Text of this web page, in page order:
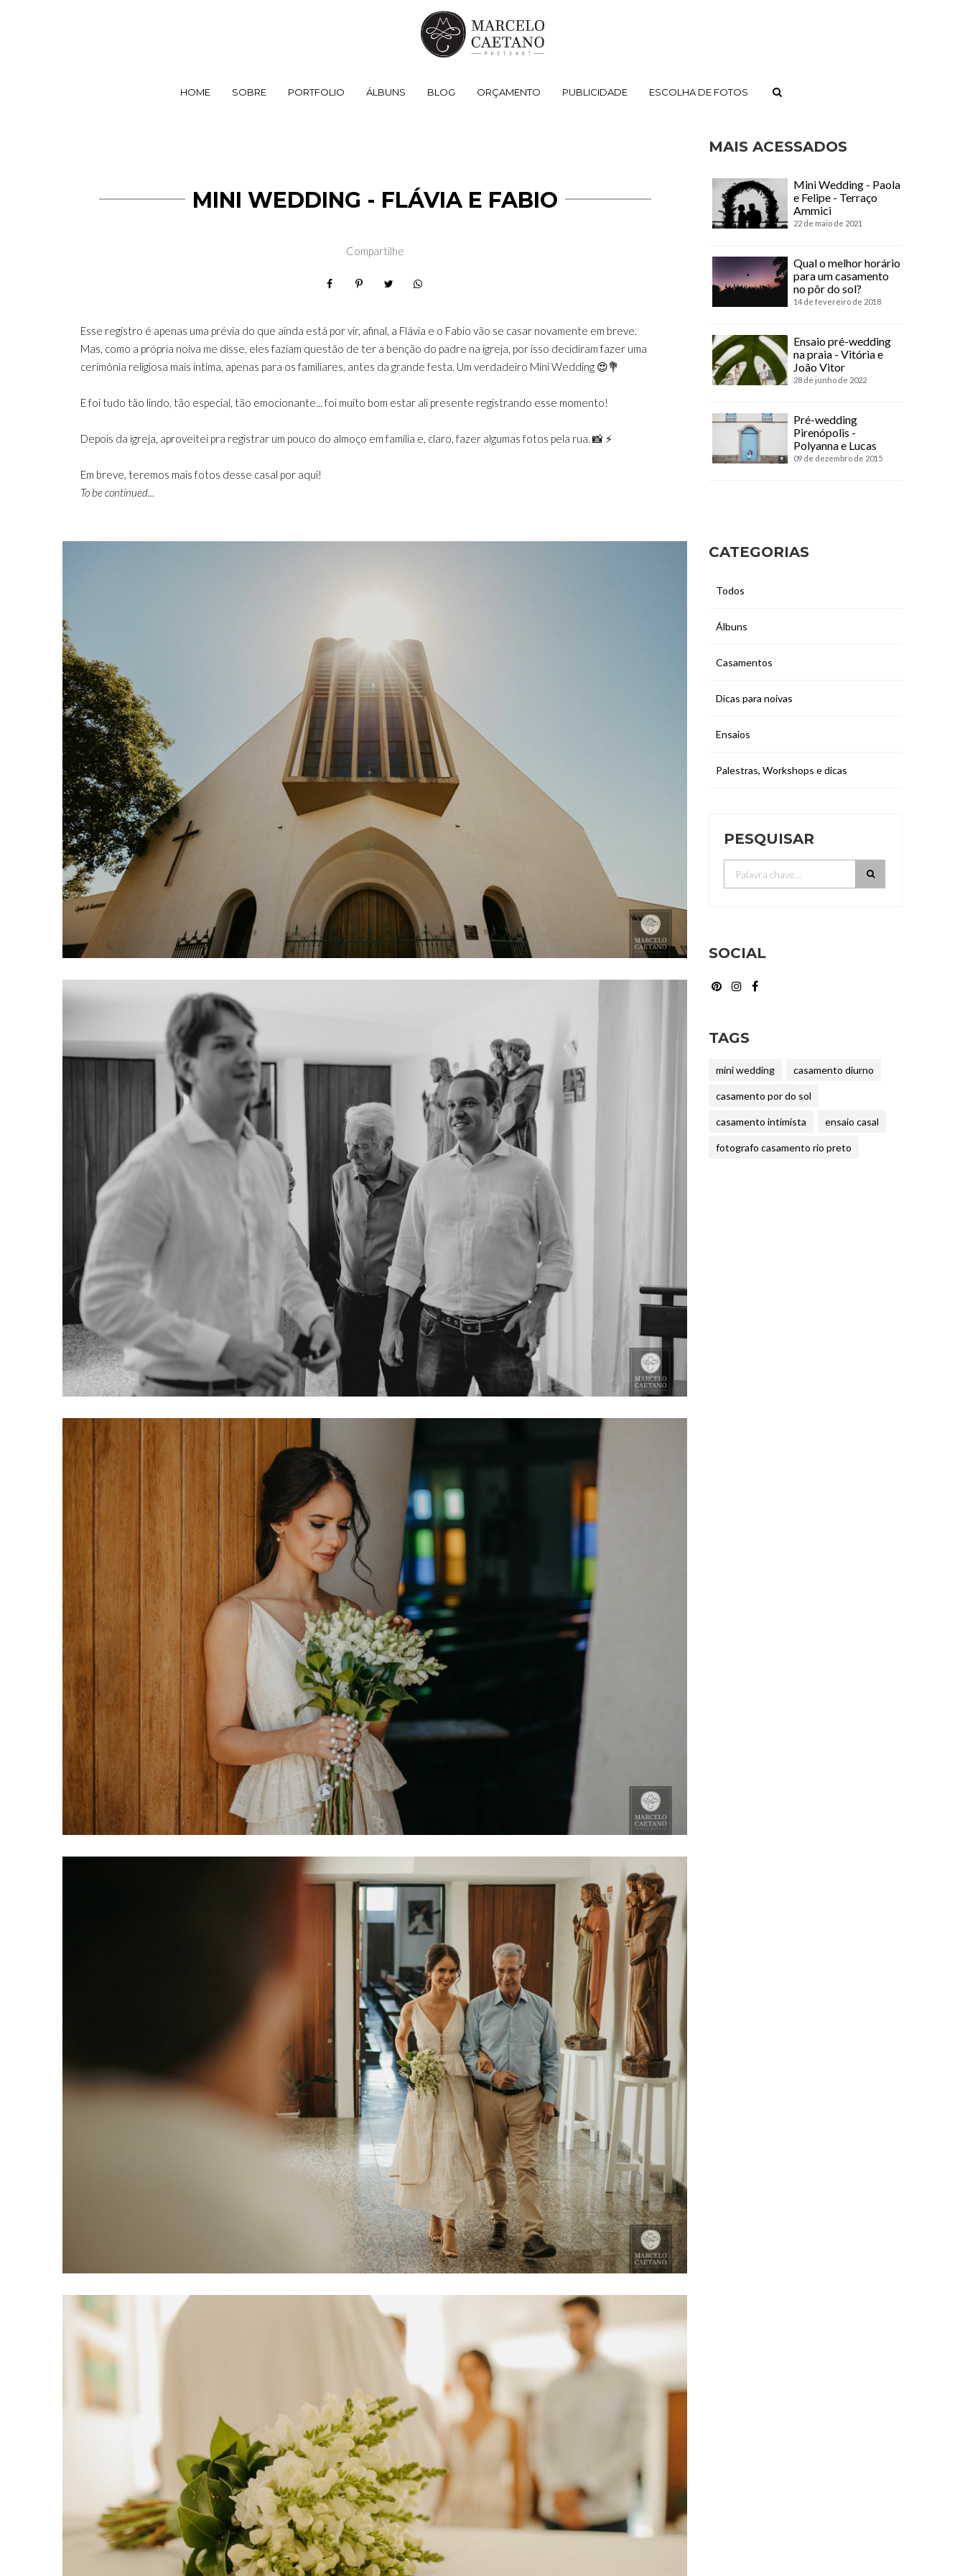
HOME SOBRE PORTFOLIO ÁLBUNS BLOG ORÇAMENTO PUBLICIDADE ESCOLHA DE FOTOS
MINI WEDDING - FLÁVIA E FABIO
Compartilhe
Esse registro é apenas uma prévia do que ainda está por vir, afinal, a Flávia e o Fabio vão se casar novamente em breve.
Mas, como a própria noiva me disse, eles faziam questão de ter a benção do padre na igreja, por isso decidiram fazer uma
cerimônia religiosa mais íntima, apenas para os familiares, antes da grande festa. Um verdadeiro Mini Wedding 😍💐
E foi tudo tão lindo, tão especial, tão emocionante... foi muito bom estar ali presente registrando esse momento!
Depois da igreja, aproveitei pra registrar um pouco do almoço em família e, claro, fazer algumas fotos pela rua. 📸 ⚡
Em breve, teremos mais fotos desse casal por aqui!
To be continued...
MAIS ACESSADOS
Mini Wedding - Paola
e Felipe - Terraço
Ammici
22 de maio de 2021
Qual o melhor horário
para um casamento
no pôr do sol?
14 de fevereiro de 2018
Ensaio pré-wedding
na praia - Vitória e
João Vitor
28 de junho de 2022
Pré-wedding
Pirenópolis -
Polyanna e Lucas
09 de dezembro de 2015
CATEGORIAS
Todos
Álbuns
Casamentos
Dicas para noivas
Ensaios
Palestras, Workshops e dicas
PESQUISAR
SOCIAL
TAGS
mini wedding casamento diurno
casamento por do sol
casamento intimista ensaio casal
fotografo casamento rio preto